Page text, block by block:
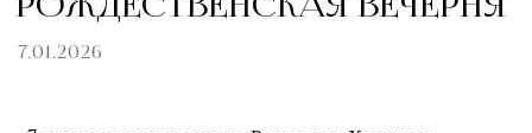
7.01.2026